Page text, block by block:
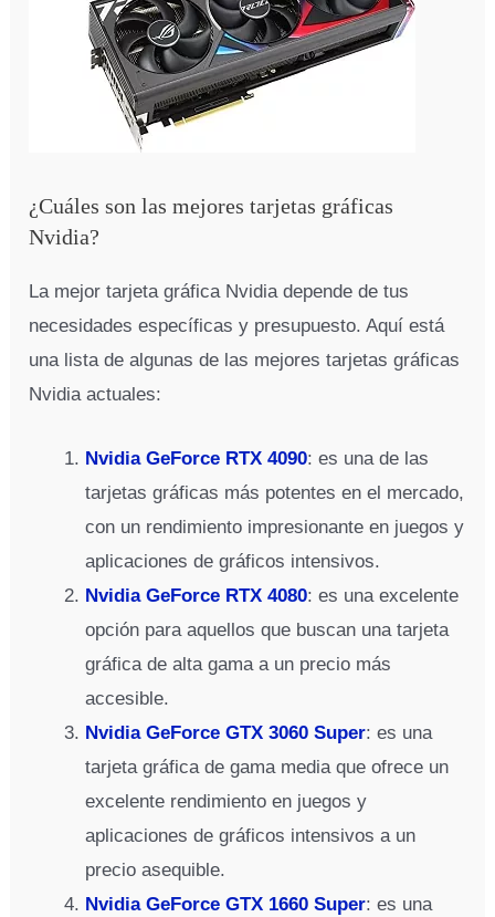
¿Cuáles son las mejores tarjetas gráficas
Nvidia?
La mejor tarjeta gráfica Nvidia depende de tus
necesidades específicas y presupuesto. Aquí está
una lista de algunas de las mejores tarjetas gráficas
Nvidia actuales:
Nvidia GeForce RTX 4090: es una de las
tarjetas gráficas más potentes en el mercado,
con un rendimiento impresionante en juegos y
aplicaciones de gráficos intensivos.
Nvidia GeForce RTX 4080: es una excelente
opción para aquellos que buscan una tarjeta
gráfica de alta gama a un precio más
accesible.
Nvidia GeForce GTX 3060 Super: es una
tarjeta gráfica de gama media que ofrece un
excelente rendimiento en juegos y
aplicaciones de gráficos intensivos a un
precio asequible.
Nvidia GeForce GTX 1660 Super: es una